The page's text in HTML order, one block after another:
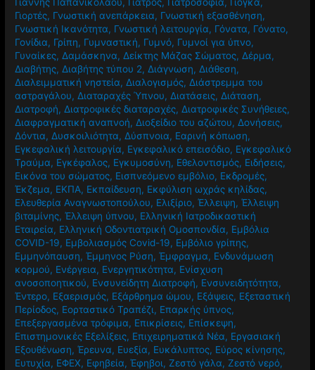
Γιάννης Παπανικολάου, Γιατρός, Γιατροσόφια, Γιόγκα,
Γιορτές, Γνωστική ανεπάρκεια, Γνωστική εξασθένηση,
Γνωστική Ικανότητα, Γνωστική λειτουργία, Γόνατα, Γόνατο,
Γονίδια, Γρίπη, Γυμναστική, Γυμνό, Γυμνοί για ύπνο,
Γυναίκες,Δαμάσκηνα,Δείκτης Μάζας Σώματος,Δέρμα,
Διαβήτης,Διαβήτης τύπου 2,Διάγνωση,Διάθεση,
Διαλειμματική νηστεία,Διαλογισμός,Διάστρεμμα του
αστραγάλου,Διαταραχές Ύπνου,Διατάσεις,Διάταση,
Διατροφή,Διατροφικές διαταραχές,Διατροφικές Συνήθειες,
Διαφραγματική αναπνοή,Διοξείδιο του αζώτου,Δονήσεις,
Δόντια,Δυσκοιλιότητα,Δύσπνοια, Εαρινή κόπωση,
Εγκεφαλική λειτουργία, Εγκεφαλικό επεισόδιο, Εγκεφαλικό
Τραύμα, Εγκέφαλος, Εγκυμοσύνη, Εθελοντισμός, Ειδήσεις,
Εικόνα του σώματος, Εισπνεόμενο εμβόλιο, Εκδρομές,
Έκζεμα, ΕΚΠΑ, Εκπαίδευση, Εκφύλιση ωχράς κηλίδας,
Ελευθερία Αναγνωστοπούλου, Ελιξίριο,Έλλειψη,Έλλειψη
βιταμίνης,Έλλειψη ύπνου, Ελληνική Ιατροδικαστική
Εταιρεία, Ελληνική Οδοντιατρική Ομοσπονδία, Εμβόλια
COVID-19, Εμβολιασμός Covid-19, Εμβόλιο γρίπης,
Εμμηνόπαυση,Έμμηνος Ρύση,Έμφραγμα, Ενδυνάμωση
κορμού, Ενέργεια, Ενεργητικότητα, Ενίσχυση
ανοσοποητικού, Ενσυνείδητη Διατροφή, Ενσυνειδητότητα,
Έντερο, Εξαερισμός, Εξάρθρημα ώμου, Εξάψεις, Εξεταστική
Περίοδος, Εορταστικό Τραπέζι, Επαρκής ύπνος,
Επεξεργασμένα τρόφιμα, Επικρίσεις, Επίσκεψη,
Επιστημονικές Εξελίξεις, Επιχειρηματικά Νέα, Εργασιακή
Εξουθένωση,Έρευνα, Ευεξία, Ευκάλυπτος, Εύρος κίνησης,
Ευτυχία, ΕΦΕΧ, Εφηβεία,Έφηβοι,Ζεστό γάλα,Ζεστό νερό,